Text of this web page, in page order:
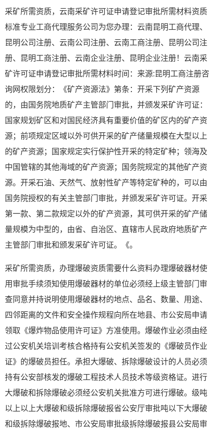
采矿所需资质，云南采矿许可证申请登记审批所需材料资质
标准专业工商代理服务公司为您办理：云南昆明工商代理、
昆明公司注册、云南公司注册、云南工商注册、昆明公司注
册、昆明工商注册、云南企业注册、昆明企业注册！云南采
矿许可证申请登记审批所需材料时间：来源:昆明工商注册咨
询网权限划分：《矿产资源法》第条：开采下列矿产资源
的，由国务院地质矿产主管部门审批，并颁发采矿许可证：
国家规划矿区和对国民经济具有重要价值的矿区内的矿产资
源；前项规定区域以外可供开采的矿产储量规模在大型以上
的矿产资源；国家规定实行保护性开采的特定矿种；领海及
中国管辖的其他海域的矿产资源；国务院规定的其他矿产资
源。开采石油、天然气、放射性矿产等特定矿种的，可以由
国务院授权的有关主管部门审批，并颁发采矿许可证。开采
第一款、第二款规定以外的矿产资源，其可供开采的矿产储
量规模为中型的，由省、自治区、直辖市人民政府地质矿产
主管部门审批和颁发采矿许可证。《。
采矿所需资质，办理爆破资质需要什么资料办理爆破器材使
用审批手续须知使用爆破器材的单位必须经上级主管部门审
查同意并持说明使用爆破器材的地点、品名、数量、用途、
四邻距离的文件和安全操作规程向所在地县、市公安局申请
领取《爆炸物品使用许可证》方准使用。爆破作业必须由经
过公安机关培训考核合格持有公安机关签发的《爆破员作业
证》的爆破员担任。承担大爆破、拆除爆破设计的人员必须
持有公安部核发的爆破工程技术人员技术等级资格证。进行
大爆破和拆除爆破必须经公安机关批准方可进行爆破。级吨
以上以上大爆破和级拆除爆破报省公安厅审批吨以下大爆破
和级拆除爆破报地、市公安局审批级拆除爆破报县公安局审